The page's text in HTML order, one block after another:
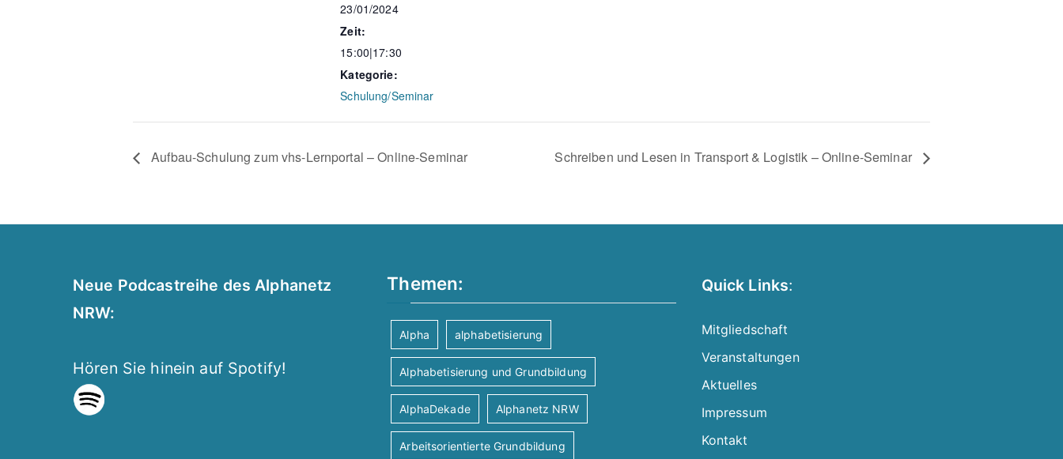
23/01/2024
Zeit:
15:00|17:30
Kategorie:
Schulung/Seminar
Aufbau-Schulung zum vhs-Lernportal – Online-Seminar Schreiben und Lesen in Transport & Logistik – Online-Seminar
Neue Podcastreihe des Alphanetz
NRW:
Hören Sie hinein auf Spotify!
Themen:
Alpha alphabetisierung
Alphabetisierung und Grundbildung
AlphaDekade Alphanetz NRW
Arbeitsorientierte Grundbildung
Quick Links:
Mitgliedschaft
Veranstaltungen
Aktuelles
Impressum
Kontakt